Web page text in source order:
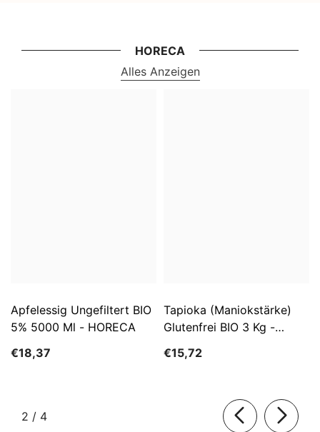
HORECA
Alles Anzeigen
Apfelessig Ungefiltert BIO
5% 5000 Ml - HORECA
€18,37
Tapioka (Maniokstärke)
Glutenfrei BIO 3 Kg -
€15,72
2 / von
4